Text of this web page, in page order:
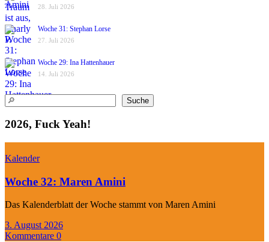
28. Juli 2026
Woche 31: Stephan Lorse
27. Juli 2026
Woche 29: Ina Hattenhauer
14. Juli 2026
Suchen Suche
2026, Fuck Yeah!
Kalender
Woche 32: Maren Amini
Das Kalenderblatt der Woche stammt von Maren Amini
3. August 2026
Kommentare 0